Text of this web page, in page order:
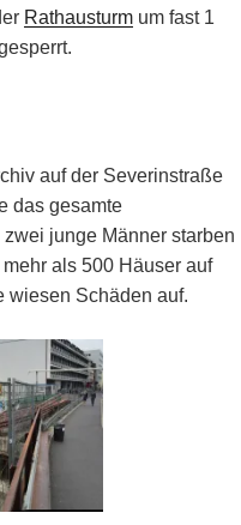
Rathausturm um fast 1
auf der Severinstraße
das gesamte
junge Männer starben
als 500 Häuser auf
wiesen Schäden auf.